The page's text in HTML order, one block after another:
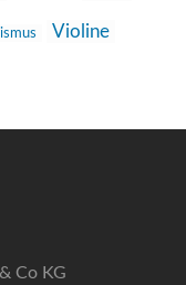
Violine
Co KG